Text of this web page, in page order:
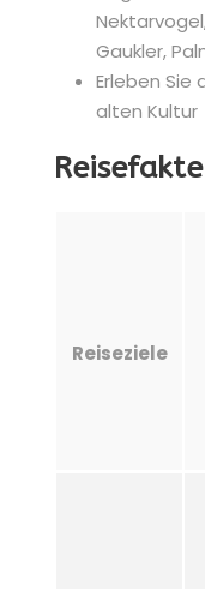
Gaukler,
Erleben Sie
alten Kultur
Reiseziele